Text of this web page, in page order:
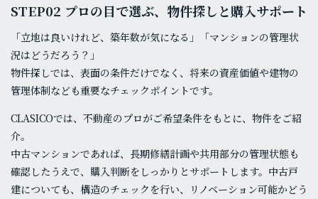
STEP02 プロの目で選ぶ、物件探しと購入サポート
「立地は良いけれど、築年数が気になる」「マンションの管理状
況はどうだろう？」
物件探しでは、表面の条件だけでなく、将来の資産価値や建物の
管理体制なども重要なチェックポイントです。
CLASICOでは、不動産のプロがご希望条件をもとに、物件をご紹
介。
中古マンションであれば、長期修繕計画や共用部分の管理状態も
確認したうえで、購入判断をしっかりとサポートします。中古戸
建についても、構造のチェックを行い、リノベーション可能かどう